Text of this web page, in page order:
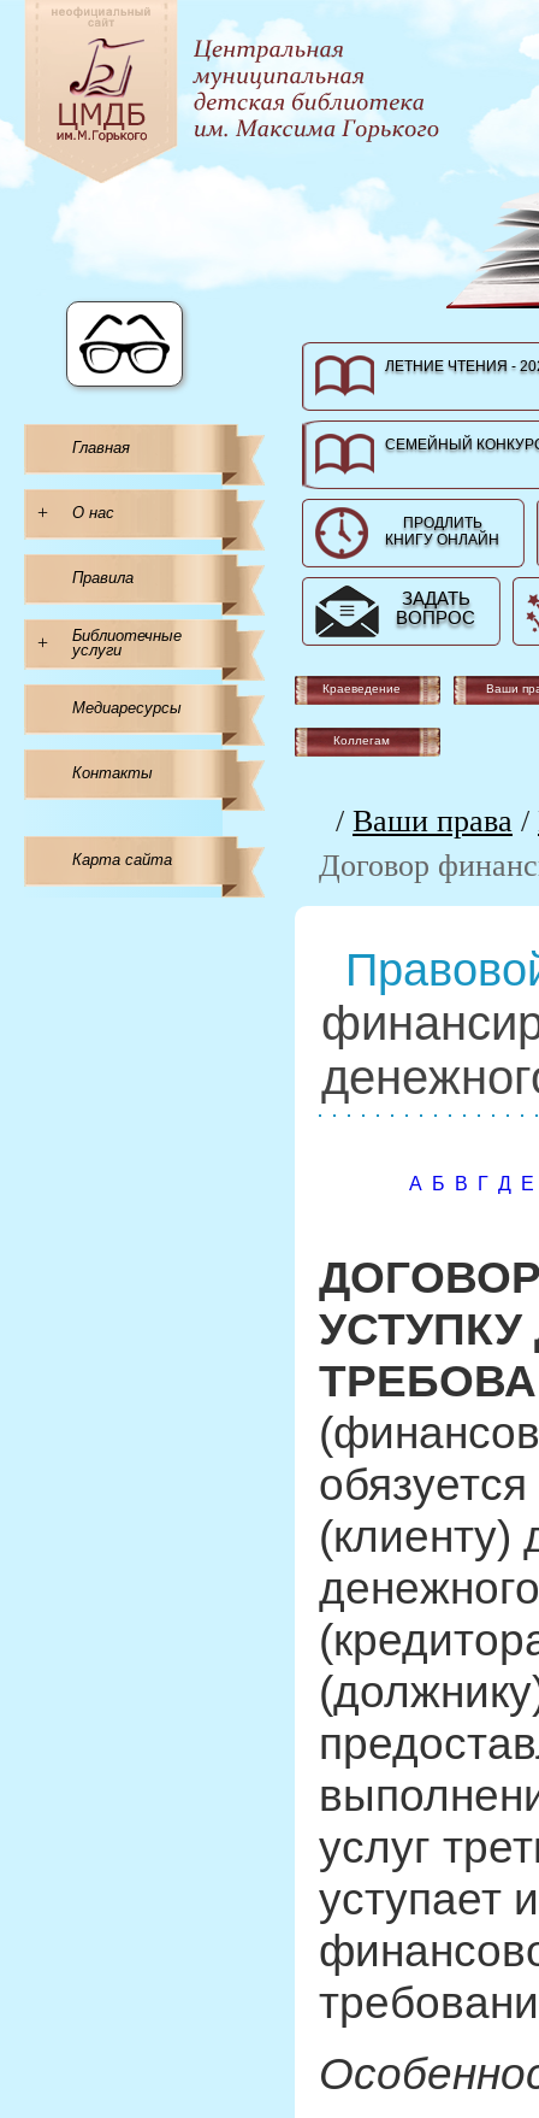
Главная
+ О нас
Правила
+
Библиотечные
услуги
Медиаресурсы
Контакты
Карта сайта
ЛЕТНИЕ ЧТЕНИЯ -
СЕМЕЙНЫЙ
ПРОДЛИТЬ
КНИГУ ОНЛАЙН
ЗАДАТЬ
ВОПРОС
Краеведение Ваши
Коллегам
/ Ваши права /
Договор
А Б В Г Д Е
(клиенту)
услуг
уступает